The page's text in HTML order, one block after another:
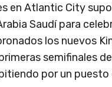
en Atlantic City
Saudí para
los nuevos
semifinales
por un puesto